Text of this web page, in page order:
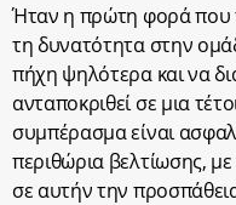
Ήταν η πρώτη φορά που
τη δυνατότητα στην
πήχη ψηλότερα και να
ανταποκριθεί σε μια
συμπέρασμα είναι
περιθώρια βελτίωσης,
σε αυτήν την